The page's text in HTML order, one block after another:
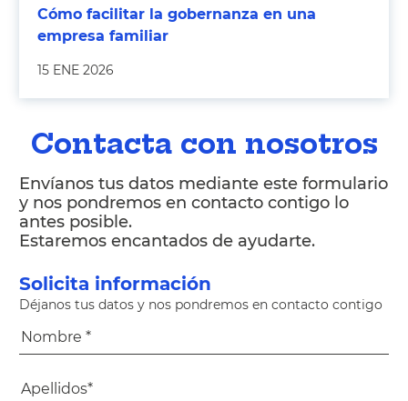
Cómo facilitar la gobernanza en una
empresa familiar
15 ENE 2026
Contacta con nosotros
Envíanos tus datos mediante este formulario
y nos pondremos en contacto contigo lo
antes posible.
Estaremos encantados de ayudarte.
Solicita información
Déjanos tus datos y nos pondremos en contacto contigo